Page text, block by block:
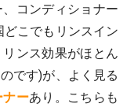
コンディショナー
こでもリンスイン
ンス効果がほとん
です)が、よく見る
ナーあり。こちらも